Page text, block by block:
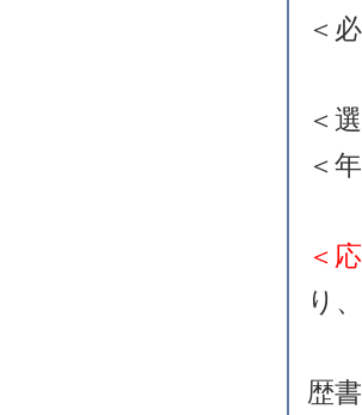
＜
＜
＜
り
歴